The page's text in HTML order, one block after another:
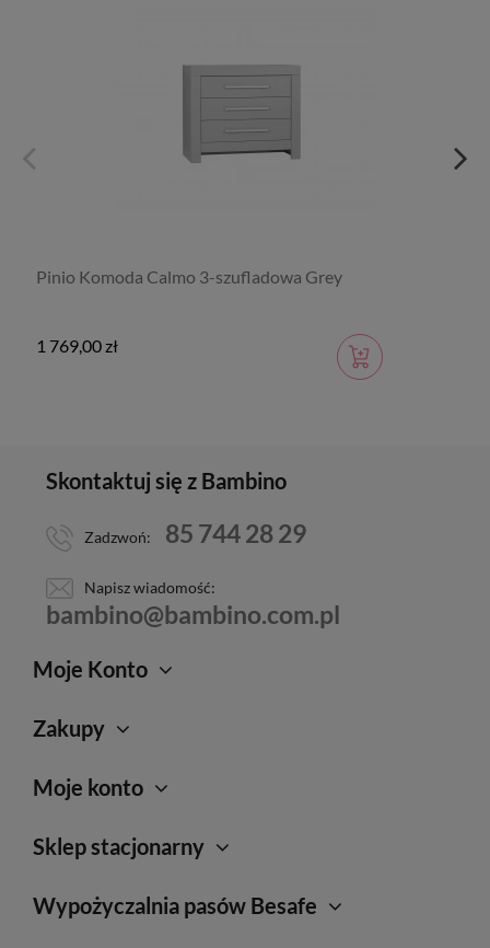
Pinio Komoda Calmo 3-szufladowa Grey
1 769,00 zł
Skontaktuj się z Bambino
Zadzwoń: 85 744 28 29
Napisz wiadomość:
bambino@bambino.com.pl
Moje Konto
Zakupy
Moje konto
Sklep stacjonarny
Wypożyczalnia pasów Besafe